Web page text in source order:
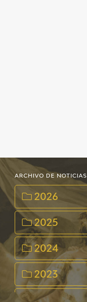
ARCHIVO DE NOTICIAS
2026
2025
2024
2023